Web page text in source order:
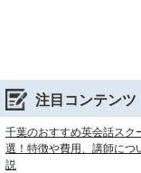
注目コンテンツ
千葉のおすすめ英会話スク
選！特徴や費用、講師につ
説